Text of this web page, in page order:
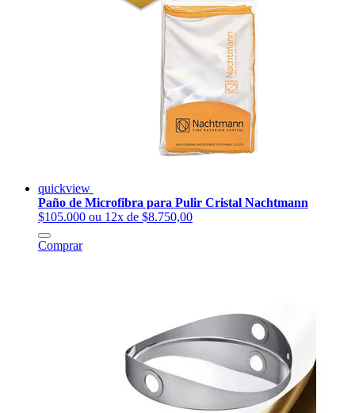
quickview
Paño de Microfibra para Pulir Cristal Nachtmann
$105.000 ou 12x de $8.750,00
Comprar